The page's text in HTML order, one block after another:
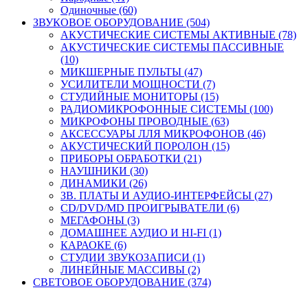
Одиночные (60)
ЗВУКОВОЕ ОБОРУДОВАНИЕ (504)
АКУСТИЧЕСКИЕ СИСТЕМЫ АКТИВНЫЕ (78)
АКУСТИЧЕСКИЕ СИСТЕМЫ ПАССИВНЫЕ
(10)
МИКШЕРНЫЕ ПУЛЬТЫ (47)
УСИЛИТЕЛИ МОЩНОСТИ (7)
СТУДИЙНЫЕ МОНИТОРЫ (15)
РАДИОМИКРОФОННЫЕ СИСТЕМЫ (100)
МИКРОФОНЫ ПРОВОДНЫЕ (63)
АКСЕССУАРЫ ЛЛЯ МИКРОФОНОВ (46)
АКУСТИЧЕСКИЙ ПОРОЛОН (15)
ПРИБОРЫ ОБРАБОТКИ (21)
НАУШНИКИ (30)
ДИНАМИКИ (26)
ЗВ. ПЛАТЫ И АУДИО-ИНТЕРФЕЙСЫ (27)
CD/DVD/MD ПРОИГРЫВАТЕЛИ (6)
МЕГАФОНЫ (3)
ДОМАШНЕЕ АУДИО И HI-FI (1)
КАРАОКЕ (6)
СТУДИИ ЗВУКОЗАПИСИ (1)
ЛИНЕЙНЫЕ МАССИВЫ (2)
СВЕТОВОЕ ОБОРУДОВАНИЕ (374)